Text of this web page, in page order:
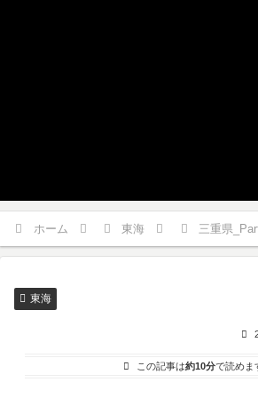
ホーム 東海 三重県
東海
この記事は約10分で読めま